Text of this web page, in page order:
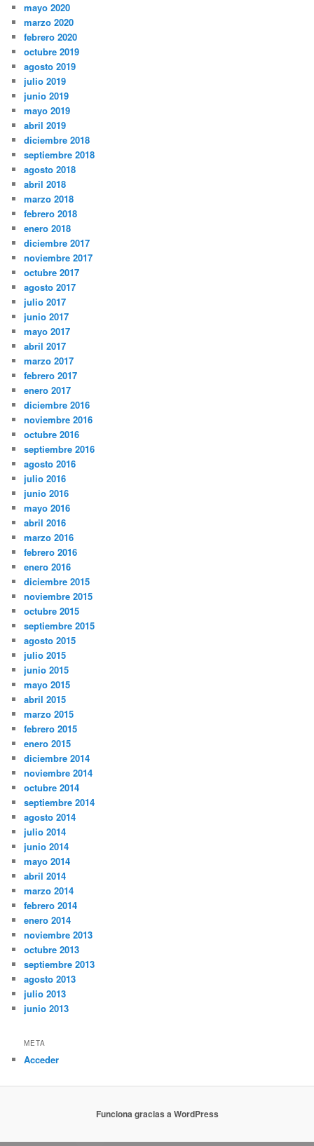
mayo 2020
marzo 2020
febrero 2020
octubre 2019
agosto 2019
julio 2019
junio 2019
mayo 2019
abril 2019
diciembre 2018
septiembre 2018
agosto 2018
abril 2018
marzo 2018
febrero 2018
enero 2018
diciembre 2017
noviembre 2017
octubre 2017
agosto 2017
julio 2017
junio 2017
mayo 2017
abril 2017
marzo 2017
febrero 2017
enero 2017
diciembre 2016
noviembre 2016
octubre 2016
septiembre 2016
agosto 2016
julio 2016
junio 2016
mayo 2016
abril 2016
marzo 2016
febrero 2016
enero 2016
diciembre 2015
noviembre 2015
octubre 2015
septiembre 2015
agosto 2015
julio 2015
junio 2015
mayo 2015
abril 2015
marzo 2015
febrero 2015
enero 2015
diciembre 2014
noviembre 2014
octubre 2014
septiembre 2014
agosto 2014
julio 2014
junio 2014
mayo 2014
abril 2014
marzo 2014
febrero 2014
enero 2014
noviembre 2013
octubre 2013
septiembre 2013
agosto 2013
julio 2013
junio 2013
META
Acceder
Funciona gracias a WordPress